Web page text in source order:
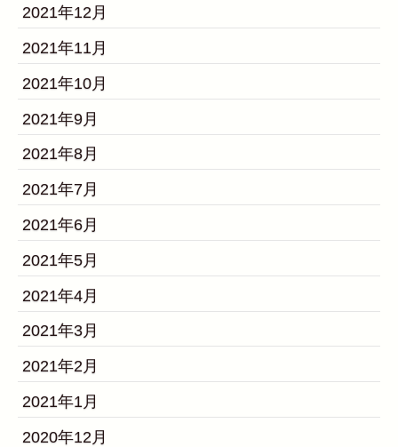
2021年12月
2021年11月
2021年10月
2021年9月
2021年8月
2021年7月
2021年6月
2021年5月
2021年4月
2021年3月
2021年2月
2021年1月
2020年12月